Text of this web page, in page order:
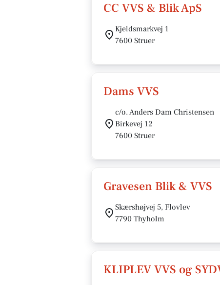
CC VVS & Blik ApS
Kjeldsmarkvej 1
7600 Struer
Dams VVS
c/o. Anders Dam Christensen
Birkevej 12
7600 Struer
Gravesen Blik & VVS
Skærshøjvej 5, Flovlev
7790 Thyholm
KLIPLEV VVS og